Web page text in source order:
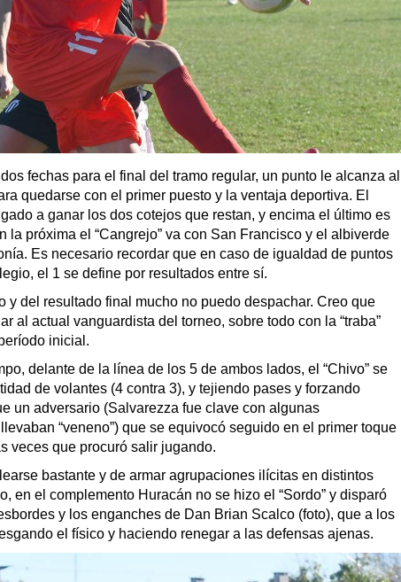
fechas para el final del tramo regular, un punto le alcanza al
quedarse con el primer puesto y la ventaja deportiva. El
a ganar los dos cotejos que restan, y encima el último es
la próxima el “Cangrejo” va con San Francisco y el albiverde
Es necesario recordar que en caso de igualdad de puntos
el 1 se define por resultados entre sí.
y del resultado final mucho no puedo despachar. Creo que
al actual vanguardista del torneo, sobre todo con la “traba”
inicial.
delante de la línea de los 5 de ambos lados, el “Chivo” se
de volantes (4 contra 3), y tejiendo pases y forzando
un adversario (Salvarezza fue clave con algunas
“veneno”) que se equivocó seguido en el primer toque
veces que procuró salir jugando.
bastante y de armar agrupaciones ilícitas en distintos
en el complemento Huracán no se hizo el “Sordo” y disparó
y los enganches de Dan Brian Scalco (foto), que a los
el físico y haciendo renegar a las defensas ajenas.